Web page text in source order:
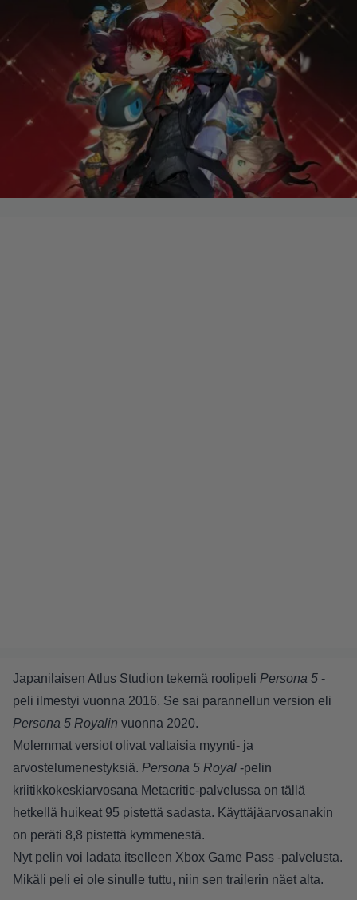
Japanilaisen Atlus Studion tekemä roolipeli Persona 5 -
peli ilmestyi vuonna 2016. Se sai parannellun version eli
Persona 5 Royalin vuonna 2020.
Molemmat versiot olivat valtaisia myynti- ja
arvostelumenestyksiä. Persona 5 Royal -pelin
kriitikkokeskiarvosana Metacritic-palvelussa on tällä
hetkellä huikeat 95 pistettä sadasta. Käyttäjäarvosanakin
on peräti 8,8 pistettä kymmenestä.
Nyt pelin voi ladata itselleen Xbox Game Pass -palvelusta.
Mikäli peli ei ole sinulle tuttu, niin sen trailerin näet alta.